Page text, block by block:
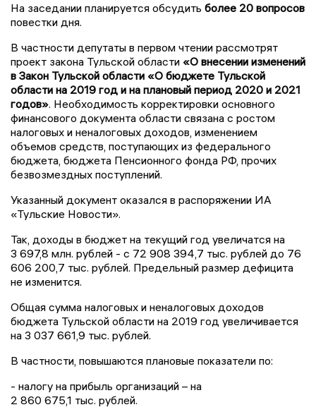
На заседании планируется обсудить более 20 вопросов
повестки дня.
В частности депутаты в первом чтении рассмотрят
проект закона Тульской области «О внесении изменений
в Закон Тульской области «О бюджете Тульской
области на 2019 год и на плановый период 2020 и 2021
годов». Необходимость корректировки основного
финансового документа области связана с ростом
налоговых и неналоговых доходов, изменением
объемов средств, поступающих из федерального
бюджета, бюджета Пенсионного фонда РФ, прочих
безвозмездных поступлений.
Указанный документ оказался в распоряжении ИА
«Тульские Новости».
Так, доходы в бюджет на текущий год увеличатся на
3 697,8 млн. рублей - с 72 908 394,7 тыс. рублей до 76
606 200,7 тыс. рублей. Предельный размер дефицита
не изменится.
Общая сумма налоговых и неналоговых доходов
бюджета Тульской области на 2019 год увеличивается
на 3 037 661,9 тыс. рублей.
В частности, повышаются плановые показатели по:
- налогу на прибыль организаций – на
2 860 675,1 тыс. рублей.